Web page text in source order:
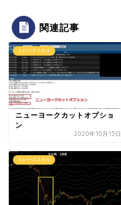
関連記事
トレードスキル
ニューヨークカットオプショ
ン
2020年10月15日
トレードスキル